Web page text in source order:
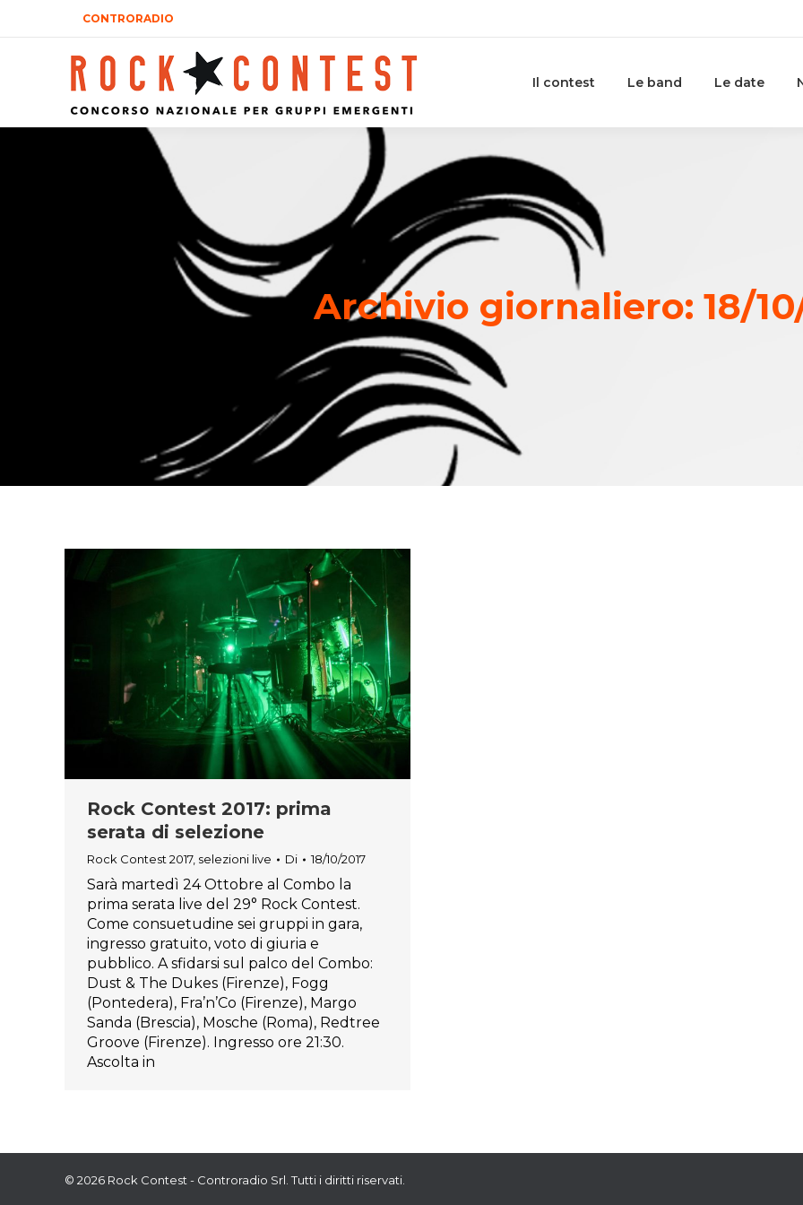
CONTRORADIO
Il contest Le band Le date
Archivio giornaliero: 18/
Rock Contest 2017: prima
serata di selezione
Rock Contest 2017, selezioni live Di 18/10/2017
Sarà martedì 24 Ottobre al Combo la
prima serata live del 29° Rock Contest.
Come consuetudine sei gruppi in gara,
ingresso gratuito, voto di giuria e
pubblico. A sfidarsi sul palco del Combo:
Dust & The Dukes (Firenze), Fogg
(Pontedera), Fra’n’Co (Firenze), Margo
Sanda (Brescia), Mosche (Roma), Redtree
Groove (Firenze). Ingresso ore 21:30.
Ascolta in
© 2026 Rock Contest - Controradio Srl. Tutti i diritti riservati.